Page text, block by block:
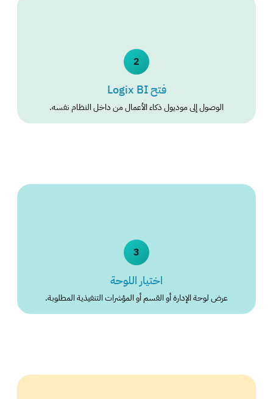
2
فتح Logix BI
الوصول إلى موديول ذكاء الأعمال من داخل النظام نفسه.
3
اختيار اللوحة
عرض لوحة الإدارة أو القسم أو المؤشرات التنفيذية المطلوبة.